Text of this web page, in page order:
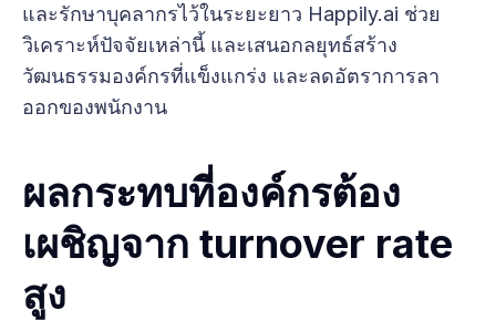
และรักษาบุคลากรไว้ในระยะยาว Happily.ai ช่วย
วิเคราะห์ปัจจัยเหล่านี้ และเสนอกลยุทธ์สร้าง
วัฒนธรรมองค์กรที่แข็งแกร่ง และลดอัตราการลา
ออกของพนักงาน
ผลกระทบที่องค์กรต้อง
เผชิญจาก turnover rate
สูง